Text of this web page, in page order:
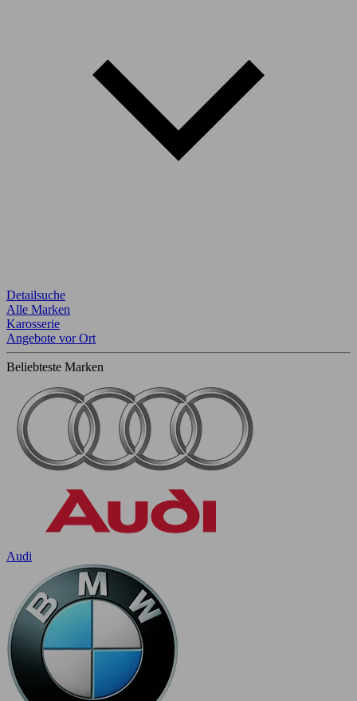
Detailsuche
Alle Marken
Karosserie
Angebote vor Ort
Beliebteste Marken
Audi